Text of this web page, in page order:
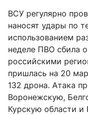
ВСУ регулярно
наносят удары по
использованием
неделе ПВО сбила
российскими
пришлась на 20
132 дрона. Атака
Воронежскую,
Курскую области